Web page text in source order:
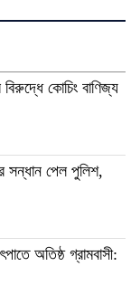
কোচিং বাণিজ্য
সন্ধান পেল পুলিশ,
অতিষ্ঠ গ্রামবাসী: